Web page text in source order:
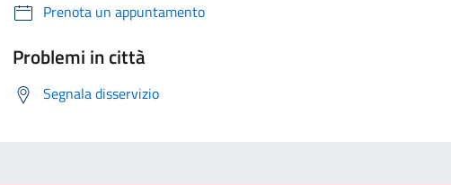
Prenota un appuntamento
Problemi in città
Segnala disservizio